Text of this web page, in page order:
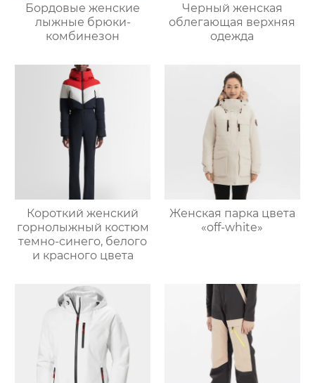
Бордовые женские
лыжные брюки-
комбинезон
Черный женская
облегающая верхняя
одежда
Короткий женский
горнолыжный костюм
темно-синего, белого
и красного цвета
Женская парка цвета
«off-white»